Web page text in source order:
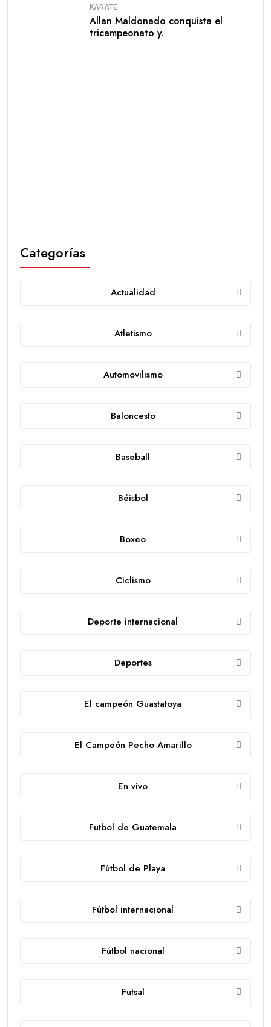
KARATE
Allan Maldonado conquista el
tricampeonato y.
Categorías
Actualidad
Atletismo
Automovilismo
Baloncesto
Baseball
Béisbol
Boxeo
Ciclismo
Deporte internacional
Deportes
El campeón Guastatoya
El Campeón Pecho Amarillo
En vivo
Futbol de Guatemala
Fútbol de Playa
Fútbol internacional
Fútbol nacional
Futsal